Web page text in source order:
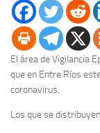
El área de Vigilancia
que en Entre Ríos
coronavirus.
Los que se